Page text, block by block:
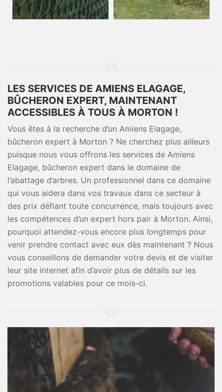
LES SERVICES DE AMIENS ELAGAGE,
BÛCHERON EXPERT, MAINTENANT
ACCESSIBLES À TOUS À MORTON !
Vous êtes à la recherche d’un Amiens Elagage,
bûcheron expert à Morton ? Ne cherchez plus ailleurs
puisque nous vous offrons les services de Amiens
Elagage, bûcheron expert dans le domaine de
l’abattage d’arbres. Un professionnel dans ce domaine
qui vous aidera dans vos travaux dans ce secteur à
des prix défiant toute concurrence, mais toujours avec
les compétences d’un expert hors pair à Morton. Ainsi,
pourquoi attendez-vous encore plus longtemps pour
venir prendre contact avec eux dès maintenant ? Nous
vous conseillons de demander votre devis et de visiter
leur site internet afin d’avoir plus de détails sur les
promotions valables pour ce mois-ci.